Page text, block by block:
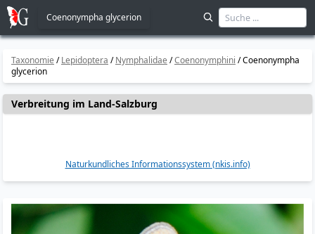
Coenonympha glycerion
Taxonomie /Lepidoptera /Nymphalidae /Coenonymphini /Coenonympha
glycerion
Verbreitung im Land-Salzburg
Naturkundliches Informationssystem (nkis.info)